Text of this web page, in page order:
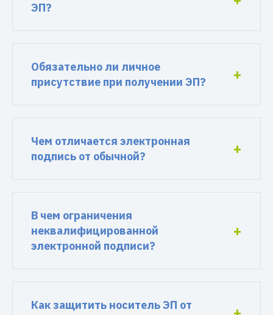
ЭП?
Обязательно ли личное
присутствие при получении ЭП?
Чем отличается электронная
подпись от обычной?
В чем ограничения
неквалифицированной
электронной подписи?
Как защитить носитель ЭП от